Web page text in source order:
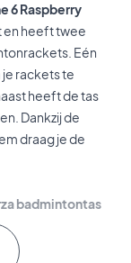
6 Raspberry
en heeft twee
Eén
rackets te
heeft de tas
Dankzij de
draag je de
badmintontas